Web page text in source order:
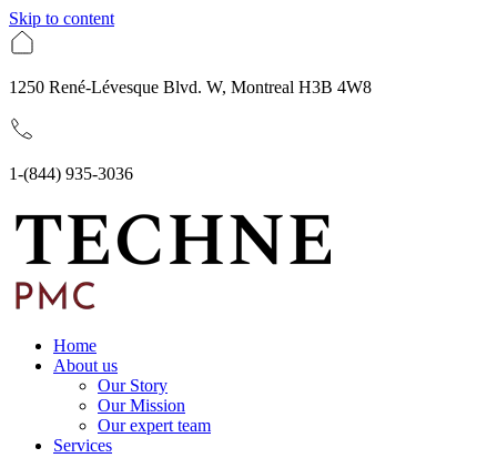
Skip to content
1250 René-Lévesque Blvd. W, Montreal H3B 4W8
1-(844) 935-3036
Home
About us
Our Story
Our Mission
Our expert team
Services